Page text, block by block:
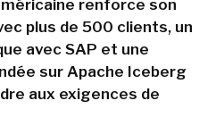
renforce son
plus de 500 clients, un
avec SAP et une
sur Apache Iceberg
aux exigences de